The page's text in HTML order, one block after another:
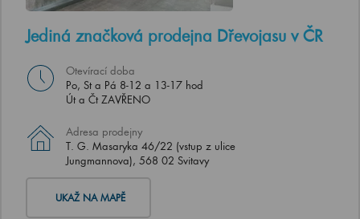
Jediná značková prodejna Dřevojasu v ČR
Otevírací doba
Po, St a Pá 8-12 a 13-17 hod
Út a Čt ZAVŘENO
Adresa prodejny
T. G. Masaryka 46/22 (vstup z ulice
Jungmannova), 568 02 Svitavy
UKAŽ NA MAPĚ